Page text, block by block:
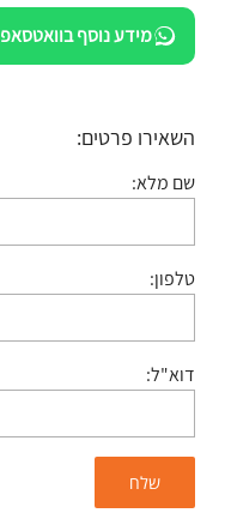
מידע נוסף בוואטסאפ
השאירו פרטים:
שם מלא:
טלפון:
דוא"ל: